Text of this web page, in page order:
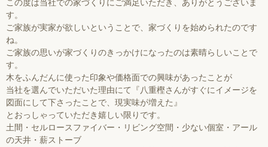
この度は当社での家づくりにご満足いただき、ありがとうございま
す。
ご家族が実家が欲しいということで、家づくりを始められたのです
ね。
ご家族の思いが家づくりのきっかけになったのは素晴らしいことで
す。
木をふんだんに使った印象や価格面での興味があったことが
当社を選んでいただいた理由にて『八重樫さんがすぐにイメージを
図面にして下さったことで、現実味が増えた』
とおっしゃっていただき嬉しい限りです。
土間・セルロースファイバー・リビング空間・少ない個室・アール
の天井・薪ストーブ